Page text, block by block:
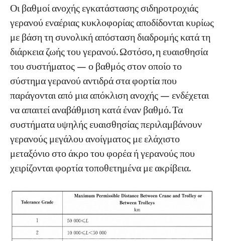
Οι βαθμοί ανοχής εγκατάστασης σιδηροτροχιάς
γερανού εναέριας κυκλοφορίας αποδίδονται κυρίως
με βάση τη συνολική απόσταση διαδρομής κατά τη
διάρκεια ζωής του γερανού. Ωστόσο, η ευαισθησία
του συστήματος — ο βαθμός στον οποίο το
σύστημα γερανού αντιδρά στα φορτία που
παράγονται από μια απόκλιση ανοχής — ενδέχεται
να απαιτεί αναβάθμιση κατά έναν βαθμό. Τα
συστήματα υψηλής ευαισθησίας περιλαμβάνουν
γερανούς μεγάλου ανοίγματος με ελάχιστο
μεταξόνιο στο άκρο του φορέα ή γερανούς που
χειρίζονται φορτία τοποθετημένα με ακρίβεια.